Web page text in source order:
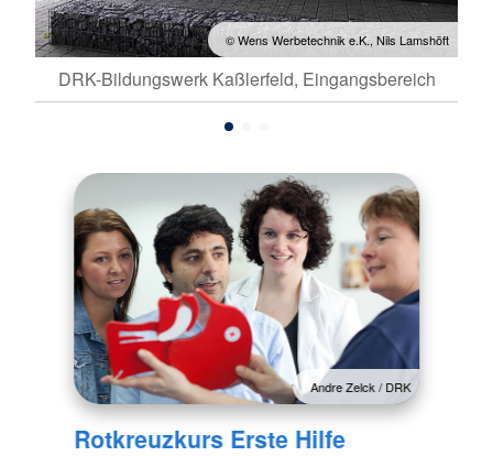
© Wens Werbetechnik e.K., Nils Lamshöft
DRK-Bildungswerk Kaßlerfeld, Eingangsbereich
Andre Zelck / DRK
Rotkreuzkurs Erste Hilfe